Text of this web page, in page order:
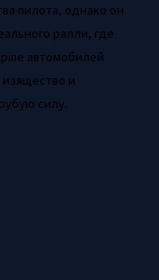
пилота, однако он
ралли, где
автомобилей
и
силу.